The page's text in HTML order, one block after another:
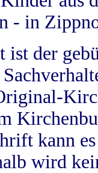
- in
ist der
kann
wird